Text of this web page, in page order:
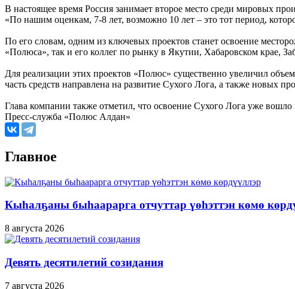
В настоящее время Россия занимает второе место среди мировых
«По нашим оценкам, 7-8 лет, возможно 10 лет – это тот период,
По его словам, одним из ключевых проектов станет освоение
«Полюса», так и его коллег по рынку в Якутии, Хабаровском крае,
Для реализации этих проектов «Полюс» существенно увеличил
часть средств направлена на развитие Сухого Лога, а также новых
Глава компании также отметил, что освоение Сухого Лога уже
Пресс-служба «Полюс Алдан»
Главное
Кыһалҕаны быһаарарга отчуттар үөһэттэн көмө
8 августа 2026
Девять десятилетий созидания
7 августа 2026